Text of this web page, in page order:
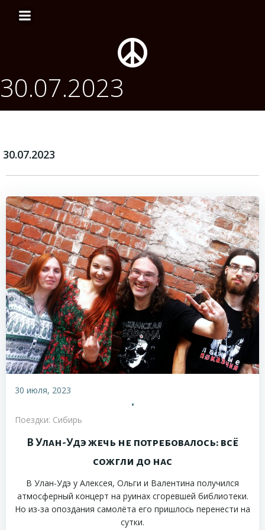
содержимому
30.07.2023
30.07.2023
30 июля, 2023
•
Поездки: Сибирь
В Улан-Удэ жечь не потребовалось: всё
сожгли до нас
В Улан-Удэ у Алексея, Ольги и Валентина получился
атмосферный концерт на руинах сгоревшей библиотеки.
Но из-за опоздания самолёта его пришлось перенести на
сутки.